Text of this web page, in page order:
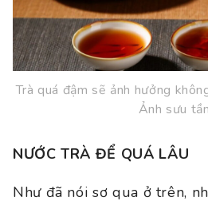
Trà quá đậm sẽ ảnh hưởng
Ảnh sưu
NƯỚC TRÀ ĐỂ QUÁ LÂU
Như đã nói sơ qua ở trên,